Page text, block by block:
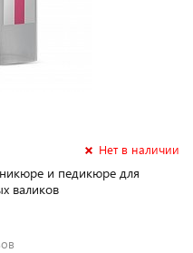
Нет в наличии
и педикюре для
валиков